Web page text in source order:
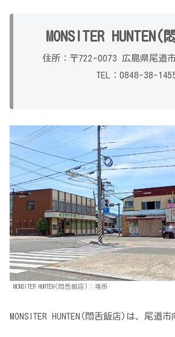
MONSITER
住所：〒722-0073 広島県尾道
TEL：0848-38-
MONSITER HUNTEN(悶舌飯店)：場所
MONSITER HUNTEN(悶舌飯店)は、尾道